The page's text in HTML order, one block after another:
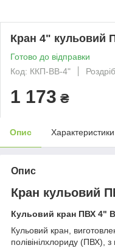
Кран 4" кульовий
Готово до відправки
Код: ККП-ВВ-4"
Роздріб
1 173 ₴
Опис Характеристики
Опис
Кран кульовий
Кульовий кран ПВХ 4"
Кульовий кран,
полівінілхлориду (ПВХ),